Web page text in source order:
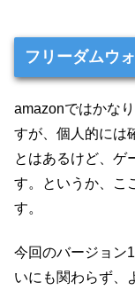
フリーダムウ
amazonではかな
すが、個人的には
とはあるけど、ゲ
す。というか、こ
す。
今回のバージョン
いにも関わらず、